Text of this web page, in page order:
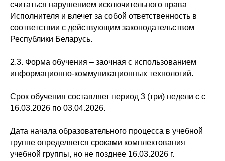
считаться нарушением исключительного права
Исполнителя и влечет за собой ответственность в
соответствии с действующим законодательством
Республики Беларусь.
2.3. Форма обучения – заочная с использованием
информационно-коммуникационных технологий.
Срок обучения составляет период 3 (три) недели с с
16.03.2026 по 03.04.2026.
Дата начала образовательного процесса в учебной
группе определяется сроками комплектования
учебной группы, но не позднее 16.03.2026 г.